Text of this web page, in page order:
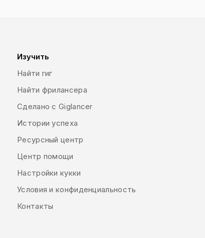
Изучить
Найти гиг
Найти фрилансера
Сделано с Giglancer
Истории успеха
Ресурсный центр
Центр помощи
Настройки кукки
Условия и конфиденциальность
Контакты